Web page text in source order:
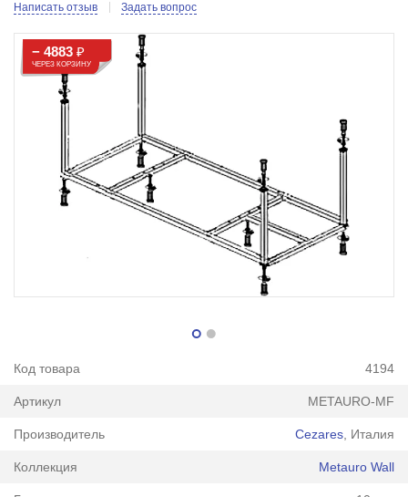
Написать отзыв Задать вопрос
− 4883₽
ЧЕРЕЗ КОРЗИНУ
Код товара 4194
Артикул METAURO-MF
Производитель Cezares , Италия
Коллекция Metauro Wall